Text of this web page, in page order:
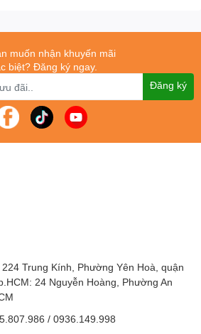
hủy tài liệu giá rẻ nhất tại Toàn Quốc.
muốn nhận khuyến mãi
biệt? Đăng ký ngay.
Đăng ký
224 Trung Kính, Phường Yên Hoà, quận
24 Nguyễn Hoàng, Phường An
/ 0936.149.998